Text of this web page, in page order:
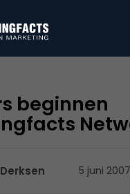
beginnen
5 juni